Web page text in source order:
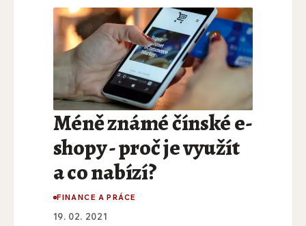
Méně známé čínské e-
shopy - proč je využít
a co nabízí?
FINANCE A PRÁCE
19. 02. 2021